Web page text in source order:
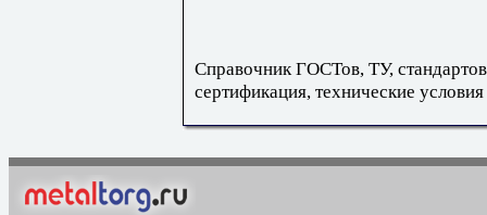
Справочник ГОСТов, ТУ,
сертификация, технические условия